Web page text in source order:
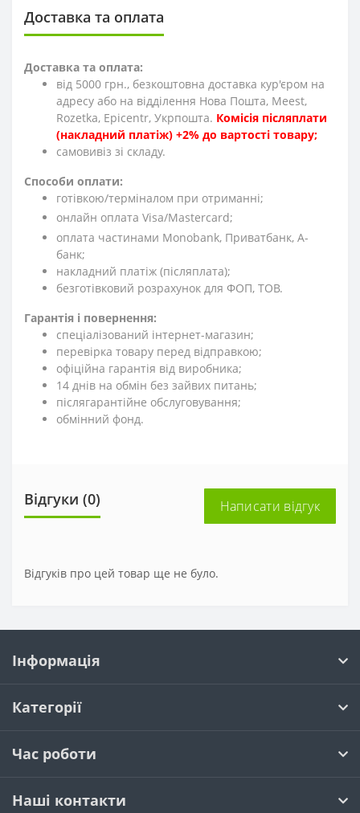
Доставка та оплата
Доставка та оплата:
від 5000 грн., безкоштовна доставка кур'єром на
адресу або на відділення Нова Пошта, Meest,
Rozetka, Epicentr, Укрпошта. Комісія післяплати
(накладний платіж) +2% до вартості товару;
cамовивіз зі складу.
Способи оплати:
готівкою/терміналом при отриманні;
онлайн оплата Visa/Mastercard;
оплата частинами Monobank, Приватбанк, А-
банк;
накладний платіж (післяплата);
безготівковий розрахунок для ФОП, ТОВ.
Гарантія і повернення:
спеціалізований інтернет-магазин;
перевірка товару перед відправкою;
офіційна гарантія від виробника;
14 днів на обмін без зайвих питань;
післягарантійне обслуговування;
обмінний фонд.
Відгуки (0) Написати відгук
Відгуків про цей товар ще не було.
Інформація
Категорії
Час роботи
Наші контакти